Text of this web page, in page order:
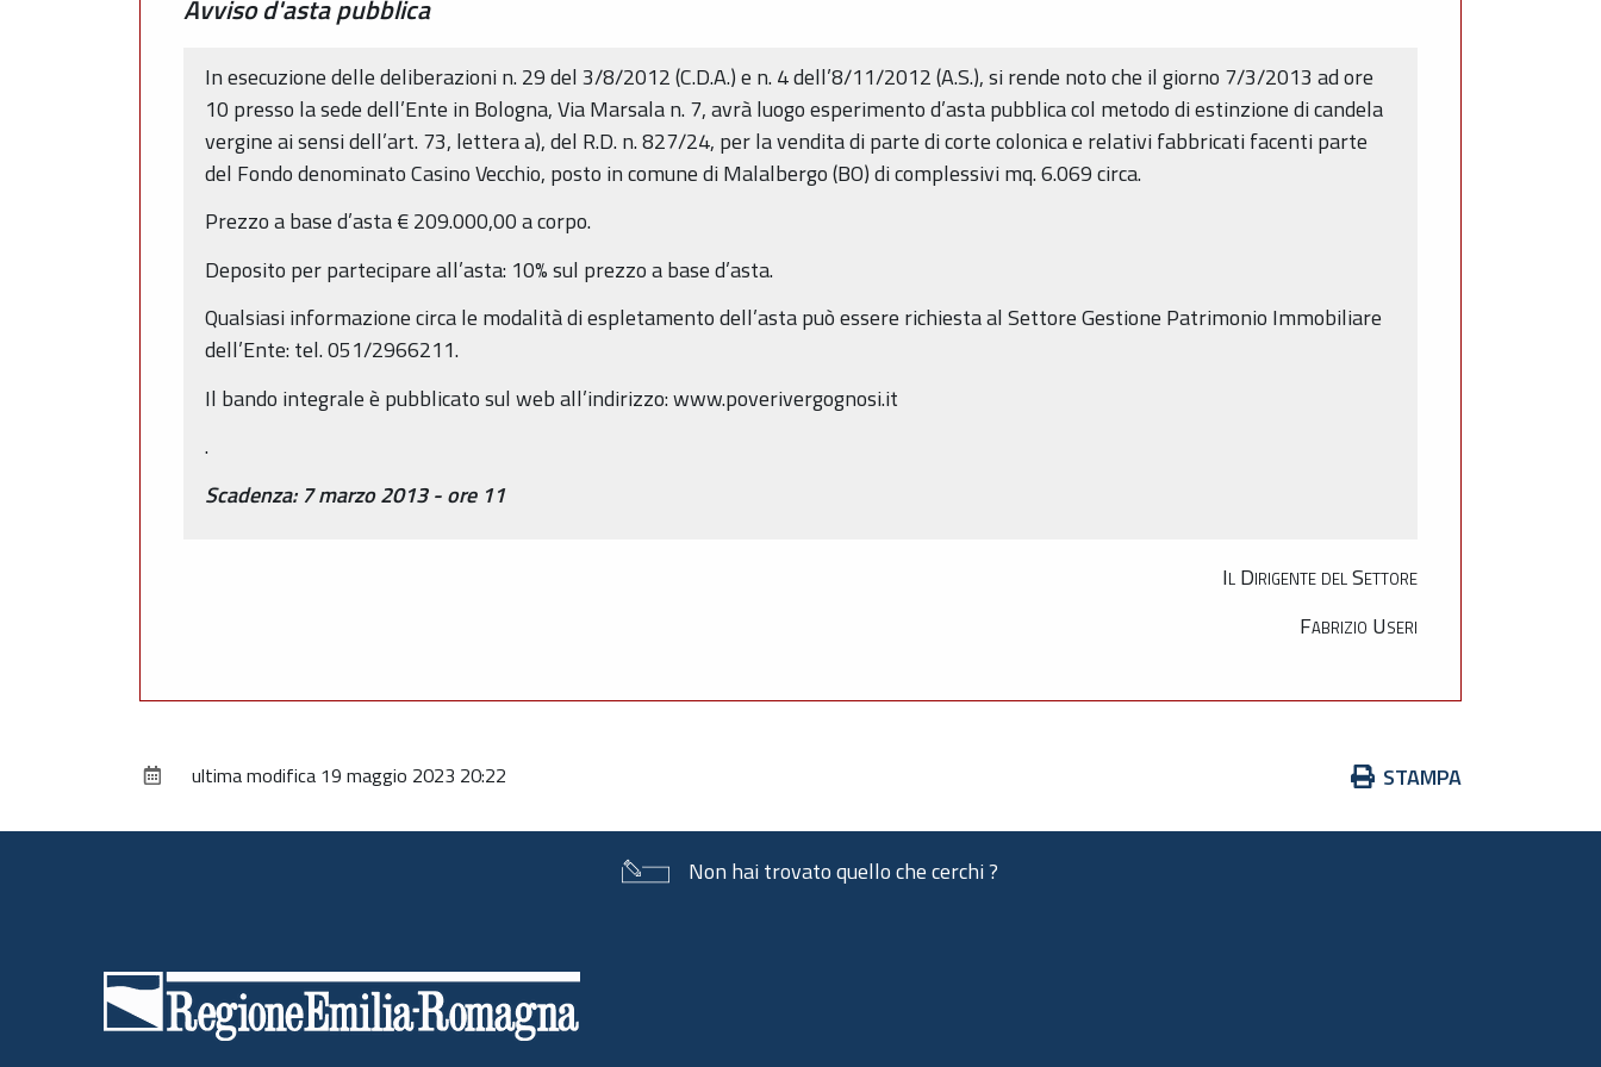
Avviso d'asta pubblica
In esecuzione delle deliberazioni n. 29 del 3/8/2012 (C.D.A.) e n. 4 dell’8/11/2012 (A.S.), si rende noto che il giorno 7/3/2013 ad ore
10 presso la sede dell’Ente in Bologna, Via Marsala n. 7, avrà luogo esperimento d’asta pubblica col metodo di estinzione di candela
vergine ai sensi dell’art. 73, lettera a), del R.D. n. 827/24, per la vendita di parte di corte colonica e relativi fabbricati facenti parte
del Fondo denominato Casino Vecchio, posto in comune di Malalbergo (BO) di complessivi mq. 6.069 circa.
Prezzo a base d’asta € 209.000,00 a corpo.
Deposito per partecipare all’asta: 10% sul prezzo a base d’asta.
Qualsiasi informazione circa le modalità di espletamento dell’asta può essere richiesta al Settore Gestione Patrimonio Immobiliare
dell’Ente: tel. 051/2966211.
Il bando integrale è pubblicato sul web all’indirizzo: www.poverivergognosi.it
.
Scadenza: 7 marzo 2013 - ore 11
Il Dirigente del Settore
Fabrizio Useri
Azioni
documento
STAMPA
ultima modifica 19 maggio 2023 20:22
Non hai trovato quello che cerchi ?